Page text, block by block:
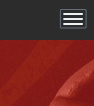
de